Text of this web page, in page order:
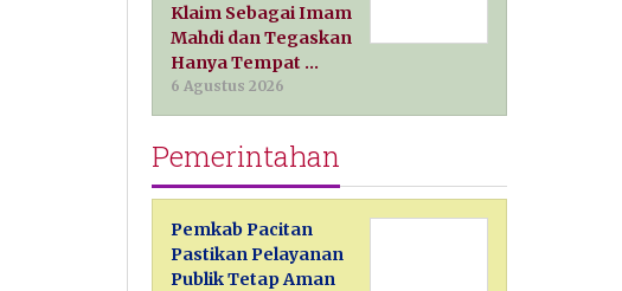
Klaim Sebagai Imam
Mahdi dan Tegaskan
Hanya Tempat …
6 Agustus 2026
Pemerintahan
Pemkab Pacitan
Pastikan Pelayanan
Publik Tetap Aman